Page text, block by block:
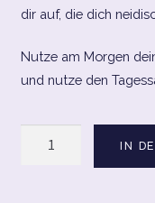
MEIN KONTO
MY ACCOUNT
dir auf, die dich
Nutze am Morgen
und nutze den
IN